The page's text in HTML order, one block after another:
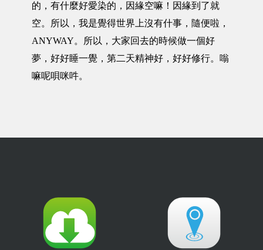
的，有什麼好愛染的，因緣空嘛！因緣到了就
空。所以，我是覺得世界上沒有什事，隨便啦，
ANYWAY。所以，大家回去的時候做一個好
夢，好好睡一覺，第二天精神好，好好修行。嗡
嘛呢唄咪吽。